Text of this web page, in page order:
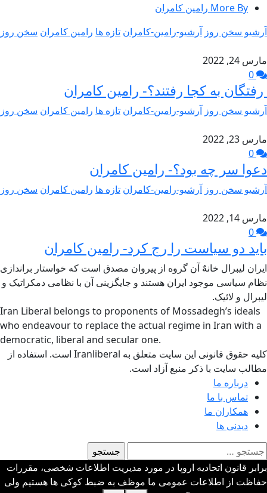
More By رامین کامران
آرشیو سخن روز آرشیو-رامین-کامران تازه ها رامین کامران سخن روز
مارس 24, 2022
رفتگان به کجا رفتند؟- رامین کامران
آرشیو سخن روز آرشیو-رامین-کامران تازه ها رامین کامران سخن روز
مارس 23, 2022
دعوا سر چه بود؟- رامین کامران
آرشیو سخن روز آرشیو-رامین-کامران تازه ها رامین کامران سخن روز
مارس 14, 2022
باید دو سیاست را رج کرد- رامین کامران
ایران لیبرال خانهٌ آن گروه از پیروان مصدق است که خواستار براندازی
نظام سیاسی موجود ایران هستند و جایگزینی آن با نظامی دمکراتیک و
لیبرال و لائیک.
Iran Liberal belongs to proponents of Mossadegh’s ideals
who endeavour to replace the actual regime in Iran with a
democratic, liberal and secular one.
کلیه حقوق قانونی این سایت متعلق به Iranliberal است. استفاده از
مطالب سایت با ذکر منبع آزاد است.
درباره ما
تماس با ما
همکاران ما
دیدنی ها
جستجو
برای:
برابر قانون اتحادیه اروپا در مورد مدیریت اطلاعات شخصی، مقررات
حفاظت از اطلاعات عمومی ما موظف به ضبط کوکی ها هستیم ولی